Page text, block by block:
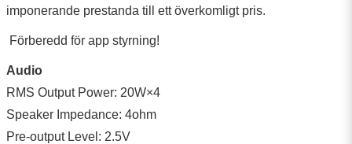
imponerande prestanda till ett överkomligt pris.
Förberedd för app styrning!
Audio
RMS Output Power: 20W×4
Speaker Impedance: 4ohm
Pre-output Level: 2.5V